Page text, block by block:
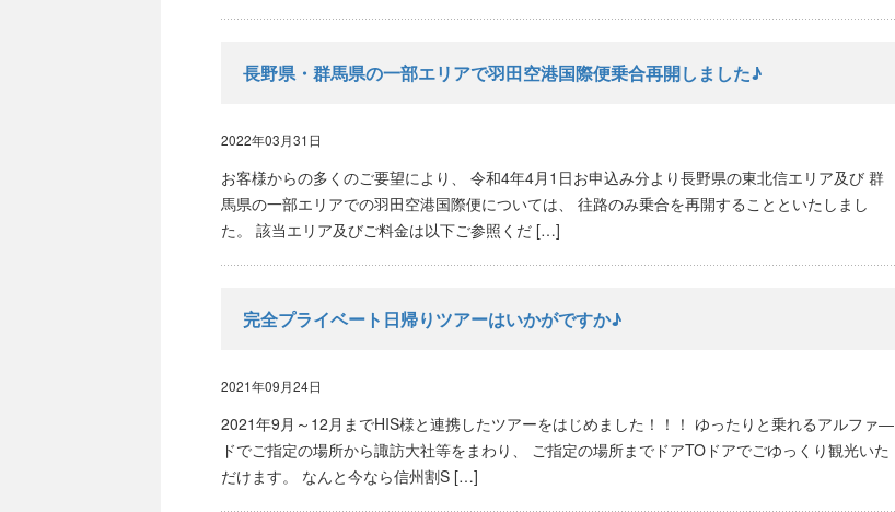
長野県・群馬県の一部エリアで羽田空港国際便乗合再開しました♪
2022年03月31日
お客様からの多くのご要望により、 令和4年4月1日お申込み分より長野県の東北信エリア及び 群
馬県の一部エリアでの羽田空港国際便については、 往路のみ乗合を再開することといたしまし
た。 該当エリア及びご料金は以下ご参照くだ […]
完全プライベート日帰りツアーはいかがですか♪
2021年09月24日
2021年9月～12月までHIS様と連携したツアーをはじめました！！！ ゆったりと乗れるアルファ―
ドでご指定の場所から諏訪大社等をまわり、 ご指定の場所までドアTOドアでごゆっくり観光いた
だけます。 なんと今なら信州割S […]